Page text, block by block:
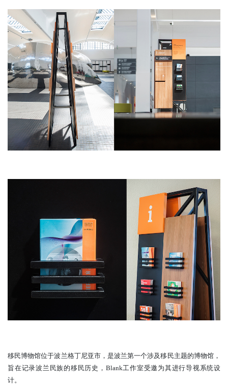
移民博物馆位于波兰格丁尼亚市，是波兰第一个涉及移民主题的博物馆，
旨在记录波兰民族的移民历史， Blank工作室受邀为其进行导视系统设
计。